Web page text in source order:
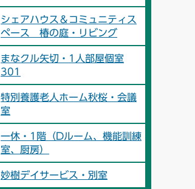
シェアハウス＆コミュニティス
ペース 椿の庭・リビング
まなクル矢切・1人部屋個室
301
特別養護老人ホーム秋桜・会議
室
一休・1階（Dルーム、機能訓練
室、厨房）
妙樹デイサービス・別室